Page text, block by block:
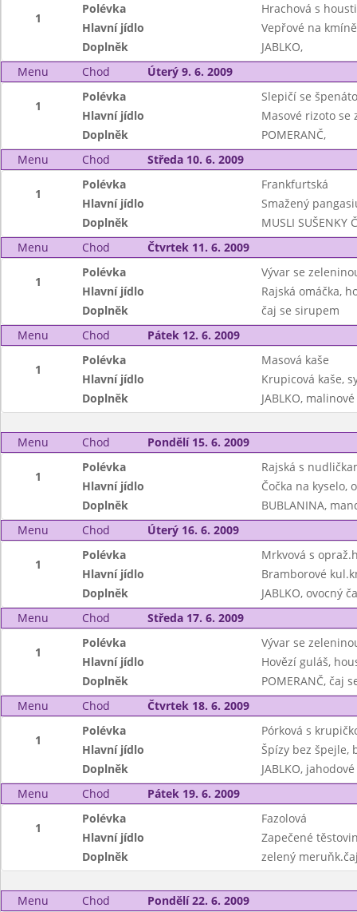
1
Polévka
Hrachová s
Hlavní jídlo
Vepřové na
Doplněk
JABLKO,
Menu
Chod Úterý 9. 6. 2009
1
Polévka
Slepičí se
Hlavní jídlo
Masové rizoto se
Doplněk
POMERANČ,
Menu
Chod Středa 10. 6. 2009
1
Polévka
Frankfurtská
Hlavní jídlo
Smažený
Doplněk
MUSLI SUŠENKY
Menu
Chod Čtvrtek 11. 6. 2009
1
Polévka
Vývar se
Hlavní jídlo
Rajská omáčka,
Doplněk
čaj se sirupem
Menu
Chod Pátek 12. 6. 2009
1
Polévka
Masová kaše
Hlavní jídlo
Krupicová kaše,
Doplněk
JABLKO,
Menu Chod Pondělí 15. 6. 2009
1
Polévka
Rajská s
Hlavní jídlo
Čočka na kyselo,
Doplněk
BUBLANINA,
Menu
Chod Úterý 16. 6. 2009
1
Polévka
Mrkvová s
Hlavní jídlo
Bramborové
Doplněk
JABLKO, ovocný
Menu
Chod Středa 17. 6. 2009
1
Polévka
Vývar se
Hlavní jídlo
Hovězí guláš,
Doplněk
POMERANČ, čaj
Menu
Chod Čtvrtek 18. 6. 2009
1
Polévka
Pórková s
Hlavní jídlo
Špízy bez špejle,
Doplněk
JABLKO,
Menu
Chod Pátek 19. 6. 2009
1
Polévka
Fazolová
Hlavní jídlo
Zapečené
Doplněk
zelený
Menu Chod Pondělí 22. 6. 2009